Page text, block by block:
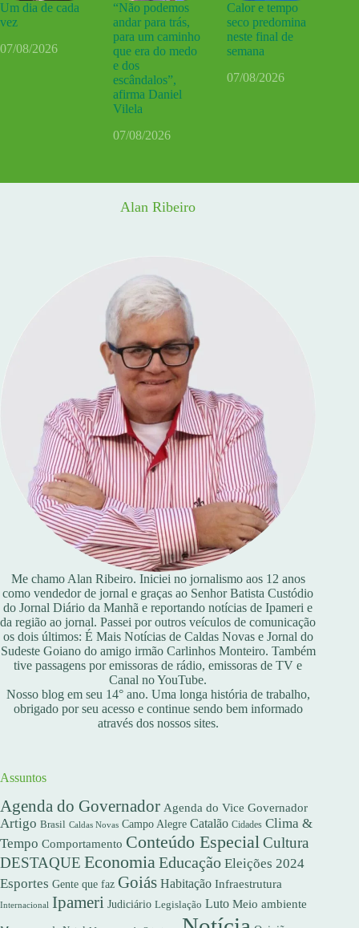
Um dia de cada
vez
07/08/2026
“Não podemos
andar para trás,
para um caminho
que era do medo
e dos
escândalos”,
afirma Daniel
Vilela
07/08/2026
Calor e tempo
seco predomina
neste final de
semana
07/08/2026
Alan Ribeiro
Me chamo Alan Ribeiro. Iniciei no jornalismo aos 12 anos
como vendedor de jornal e graças ao Senhor Batista Custódio
do Jornal Diário da Manhã e reportando notícias de Ipameri e
da região ao jornal. Passei por outros veículos de comunicação
os dois últimos: É Mais Notícias de Caldas Novas e Jornal do
Sudeste Goiano do amigo irmão Carlinhos Monteiro. Também
tive passagens por emissoras de rádio, emissoras de TV e
Canal no YouTube.
Nosso blog em seu 14° ano. Uma longa história de trabalho,
obrigado por seu acesso e continue sendo bem informado
através dos nossos sites.
Assuntos
Agenda do Governador Agenda do Vice Governador
Artigo Brasil Caldas Novas Campo Alegre Catalão Cidades Clima &
Tempo Comportamento Conteúdo EspecialCultura
DESTAQUE EconomiaEducação Eleições 2024
Esportes Gente que faz Goiás Habitação Infraestrutura
Internacional Ipameri Judiciário Legislação Luto Meio ambiente